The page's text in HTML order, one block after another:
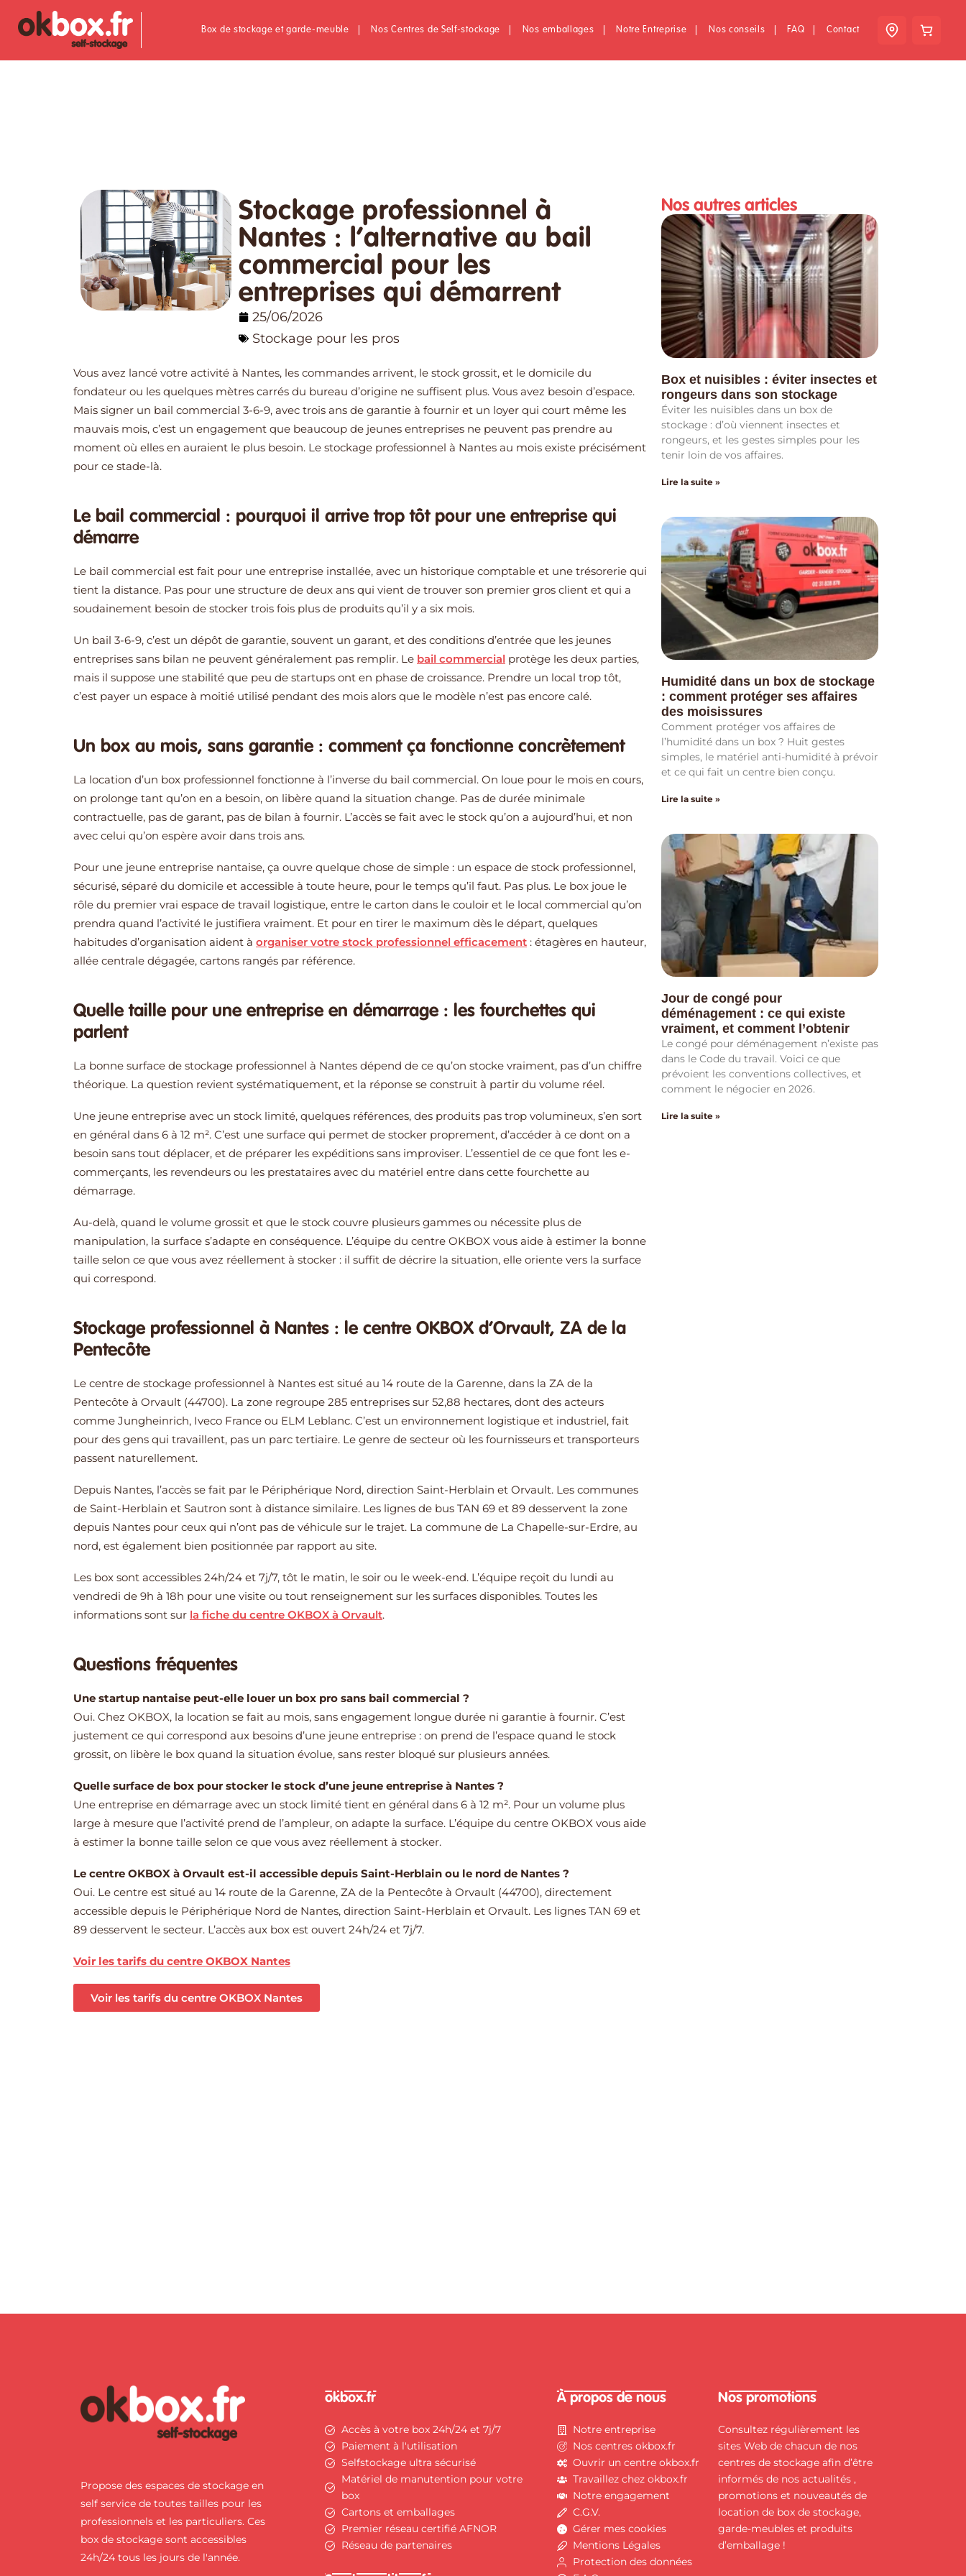
Box de stockage et garde-meuble Nos Centres de Self-stockage Nos emballages Notre Entreprise Nos conseils FAQ Contact
Stockage professionnel à
Nantes : l’alternative au bail
commercial pour les
entreprises qui démarrent
25/06/2026
Stockage pour les pros
Vous avez lancé votre activité à Nantes, les commandes arrivent, le stock grossit, et le domicile du
fondateur ou les quelques mètres carrés du bureau d’origine ne suffisent plus. Vous avez besoin d’espace.
Mais signer un bail commercial 3-6-9, avec trois ans de garantie à fournir et un loyer qui court même les
mauvais mois, c’est un engagement que beaucoup de jeunes entreprises ne peuvent pas prendre au
moment où elles en auraient le plus besoin. Le stockage professionnel à Nantes au mois existe précisément
pour ce stade-là.
Le bail commercial : pourquoi il arrive trop tôt pour une entreprise qui
démarre
Le bail commercial est fait pour une entreprise installée, avec un historique comptable et une trésorerie qui
tient la distance. Pas pour une structure de deux ans qui vient de trouver son premier gros client et qui a
soudainement besoin de stocker trois fois plus de produits qu’il y a six mois.
Un bail 3-6-9, c’est un dépôt de garantie, souvent un garant, et des conditions d’entrée que les jeunes
entreprises sans bilan ne peuvent généralement pas remplir. Le bail commercial protège les deux parties,
mais il suppose une stabilité que peu de startups ont en phase de croissance. Prendre un local trop tôt,
c’est payer un espace à moitié utilisé pendant des mois alors que le modèle n’est pas encore calé.
Un box au mois, sans garantie : comment ça fonctionne concrètement
La location d’un box professionnel fonctionne à l’inverse du bail commercial. On loue pour le mois en cours,
on prolonge tant qu’on en a besoin, on libère quand la situation change. Pas de durée minimale
contractuelle, pas de garant, pas de bilan à fournir. L’accès se fait avec le stock qu’on a aujourd’hui, et non
avec celui qu’on espère avoir dans trois ans.
Pour une jeune entreprise nantaise, ça ouvre quelque chose de simple : un espace de stock professionnel,
sécurisé, séparé du domicile et accessible à toute heure, pour le temps qu’il faut. Pas plus. Le box joue le
rôle du premier vrai espace de travail logistique, entre le carton dans le couloir et le local commercial qu’on
prendra quand l’activité le justifiera vraiment. Et pour en tirer le maximum dès le départ, quelques
habitudes d’organisation aident à organiser votre stock professionnel efficacement : étagères en hauteur,
allée centrale dégagée, cartons rangés par référence.
Quelle taille pour une entreprise en démarrage : les fourchettes qui
parlent
La bonne surface de stockage professionnel à Nantes dépend de ce qu’on stocke vraiment, pas d’un chiffre
théorique. La question revient systématiquement, et la réponse se construit à partir du volume réel.
Une jeune entreprise avec un stock limité, quelques références, des produits pas trop volumineux, s’en sort
en général dans 6 à 12 m². C’est une surface qui permet de stocker proprement, d’accéder à ce dont on a
besoin sans tout déplacer, et de préparer les expéditions sans improviser. L’essentiel de ce que font les e-
commerçants, les revendeurs ou les prestataires avec du matériel entre dans cette fourchette au
démarrage.
Au-delà, quand le volume grossit et que le stock couvre plusieurs gammes ou nécessite plus de
manipulation, la surface s’adapte en conséquence. L’équipe du centre OKBOX vous aide à estimer la bonne
taille selon ce que vous avez réellement à stocker : il suffit de décrire la situation, elle oriente vers la surface
qui correspond.
Stockage professionnel à Nantes : le centre OKBOX d’Orvault, ZA de la
Pentecôte
Le centre de stockage professionnel à Nantes est situé au 14 route de la Garenne, dans la ZA de la
Pentecôte à Orvault (44700). La zone regroupe 285 entreprises sur 52,88 hectares, dont des acteurs
comme Jungheinrich, Iveco France ou ELM Leblanc. C’est un environnement logistique et industriel, fait
pour des gens qui travaillent, pas un parc tertiaire. Le genre de secteur où les fournisseurs et transporteurs
passent naturellement.
Depuis Nantes, l’accès se fait par le Périphérique Nord, direction Saint-Herblain et Orvault. Les communes
de Saint-Herblain et Sautron sont à distance similaire. Les lignes de bus TAN 69 et 89 desservent la zone
depuis Nantes pour ceux qui n’ont pas de véhicule sur le trajet. La commune de La Chapelle-sur-Erdre, au
nord, est également bien positionnée par rapport au site.
Les box sont accessibles 24h/24 et 7j/7, tôt le matin, le soir ou le week-end. L’équipe reçoit du lundi au
vendredi de 9h à 18h pour une visite ou tout renseignement sur les surfaces disponibles. Toutes les
informations sont sur la fiche du centre OKBOX à Orvault.
Questions fréquentes
Une startup nantaise peut-elle louer un box pro sans bail commercial ?
Oui. Chez OKBOX, la location se fait au mois, sans engagement longue durée ni garantie à fournir. C’est
justement ce qui correspond aux besoins d’une jeune entreprise : on prend de l’espace quand le stock
grossit, on libère le box quand la situation évolue, sans rester bloqué sur plusieurs années.
Quelle surface de box pour stocker le stock d’une jeune entreprise à Nantes ?
Une entreprise en démarrage avec un stock limité tient en général dans 6 à 12 m². Pour un volume plus
large à mesure que l’activité prend de l’ampleur, on adapte la surface. L’équipe du centre OKBOX vous aide
à estimer la bonne taille selon ce que vous avez réellement à stocker.
Le centre OKBOX à Orvault est-il accessible depuis Saint-Herblain ou le nord de Nantes ?
Oui. Le centre est situé au 14 route de la Garenne, ZA de la Pentecôte à Orvault (44700), directement
accessible depuis le Périphérique Nord de Nantes, direction Saint-Herblain et Orvault. Les lignes TAN 69 et
89 desservent le secteur. L’accès aux box est ouvert 24h/24 et 7j/7.
Voir les tarifs du centre OKBOX Nantes
Voir les tarifs du centre OKBOX Nantes
Nos autres articles
Box et nuisibles : éviter insectes et
rongeurs dans son stockage
Éviter les nuisibles dans un box de
stockage : d’où viennent insectes et
rongeurs, et les gestes simples pour les
tenir loin de vos affaires.
Lire la suite »
Humidité dans un box de stockage
: comment protéger ses affaires
des moisissures
Comment protéger vos affaires de
l’humidité dans un box ? Huit gestes
simples, le matériel anti-humidité à prévoir
et ce qui fait un centre bien conçu.
Lire la suite »
Jour de congé pour
déménagement : ce qui existe
vraiment, et comment l’obtenir
Le congé pour déménagement n’existe pas
dans le Code du travail. Voici ce que
prévoient les conventions collectives, et
comment le négocier en 2026.
Lire la suite »
Propose des espaces de stockage en
self service de toutes tailles pour les
professionnels et les particuliers. Ces
box de stockage sont accessibles
24h/24 tous les jours de l'année.
okbox.fr
Accès à votre box 24h/24 et 7j/7
Paiement à l'utilisation
Selfstockage ultra sécurisé
Matériel de manutention pour votre
box
Cartons et emballages
Premier réseau certifié AFNOR
Réseau de partenaires
À propos de nous
Notre entreprise
Nos centres okbox.fr
Ouvrir un centre okbox.fr
Travaillez chez okbox.fr
Notre engagement
C.G.V.
Gérer mes cookies
Mentions Légales
Protection des données
Nos promotions
Consultez régulièrement les
sites Web de chacun de nos
centres de stockage afin d’être
informés de nos actualités ,
promotions et nouveautés de
location de box de stockage,
garde-meubles et produits
d’emballage !